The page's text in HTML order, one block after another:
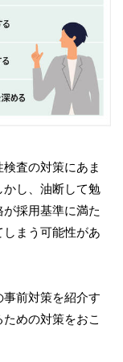
査の対策にあま
かし、油断して勉
採用基準に満た
まう可能性があ
前対策を紹介す
めの対策をおこ